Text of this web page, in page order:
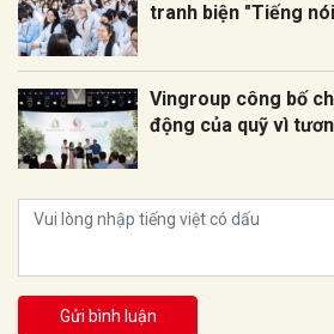
tranh biện "Tiếng
Vingroup công bố
động của quỹ vì
Gửi bình luận